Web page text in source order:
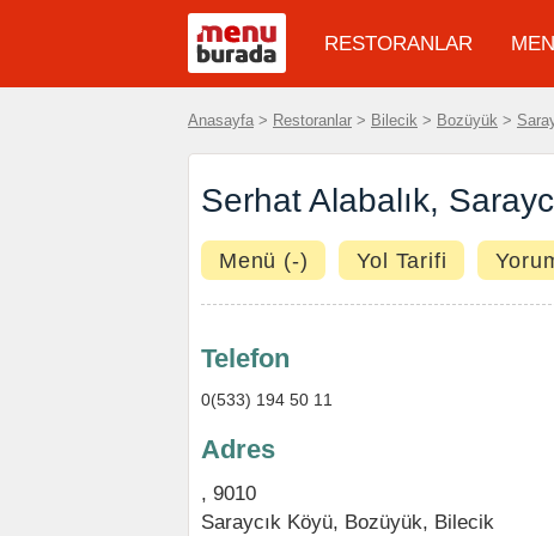
RESTORANLAR
Anasayfa > Restoranlar > Bilecik > Bozüyük >
Serhat Alabalık,
Menü (-) Yol Tarifi
Telefon
0(533) 194 50 11
Adres
, 9010
Saraycık Köyü, Bozüyük, Bilecik